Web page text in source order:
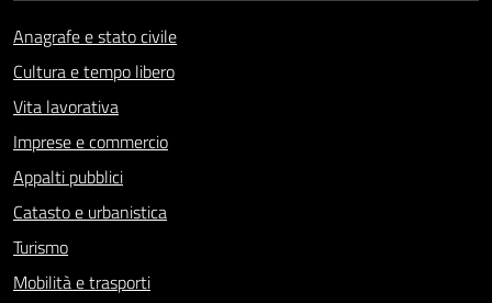
Anagrafe e stato civile
Cultura e tempo libero
Vita lavorativa
Imprese e commercio
Appalti pubblici
Catasto e urbanistica
Turismo
Mobilità e trasporti